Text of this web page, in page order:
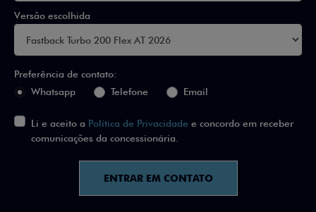
Versão escolhida
Preferência de contato:
Whatsapp
Telefone Email
Li e aceito a Política de Privacidade e concordo em receber
comunicações da concessionária.
ENTRAR EM CONTATO